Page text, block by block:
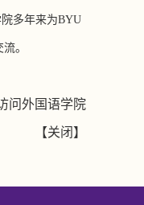
多年来为BYU
。
问外国语学院
【关闭 】